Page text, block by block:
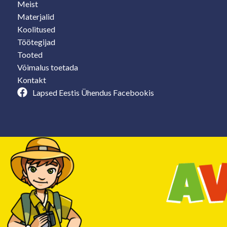
Meist
Materjalid
Koolitused
Töötegijad
Tooted
Võimalus toetada
Kontakt
Lapsed Eestis Ühendus Facebookis